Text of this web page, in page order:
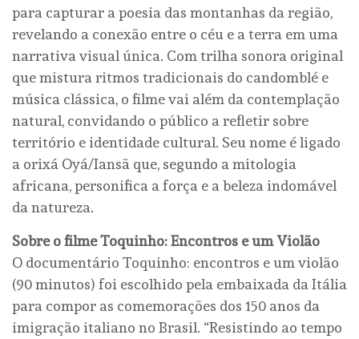
para capturar a poesia das montanhas da região,
revelando a conexão entre o céu e a terra em uma
narrativa visual única. Com trilha sonora original
que mistura ritmos tradicionais do candomblé e
música clássica, o filme vai além da contemplação
natural, convidando o público a refletir sobre
território e identidade cultural. Seu nome é ligado
a orixá Oyá/Iansã que, segundo a mitologia
africana, personifica a força e a beleza indomável
da natureza.
Sobre o filme Toquinho: Encontros e um Violão
O documentário Toquinho: encontros e um violão
(90 minutos) foi escolhido pela embaixada da Itália
para compor as comemorações dos 150 anos da
imigração italiano no Brasil. “Resistindo ao tempo